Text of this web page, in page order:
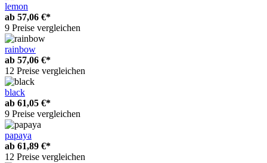
lemon
ab 57,06 €*
9 Preise vergleichen
rainbow
ab 57,06 €*
12 Preise vergleichen
black
ab 61,05 €*
9 Preise vergleichen
papaya
ab 61,89 €*
12 Preise vergleichen